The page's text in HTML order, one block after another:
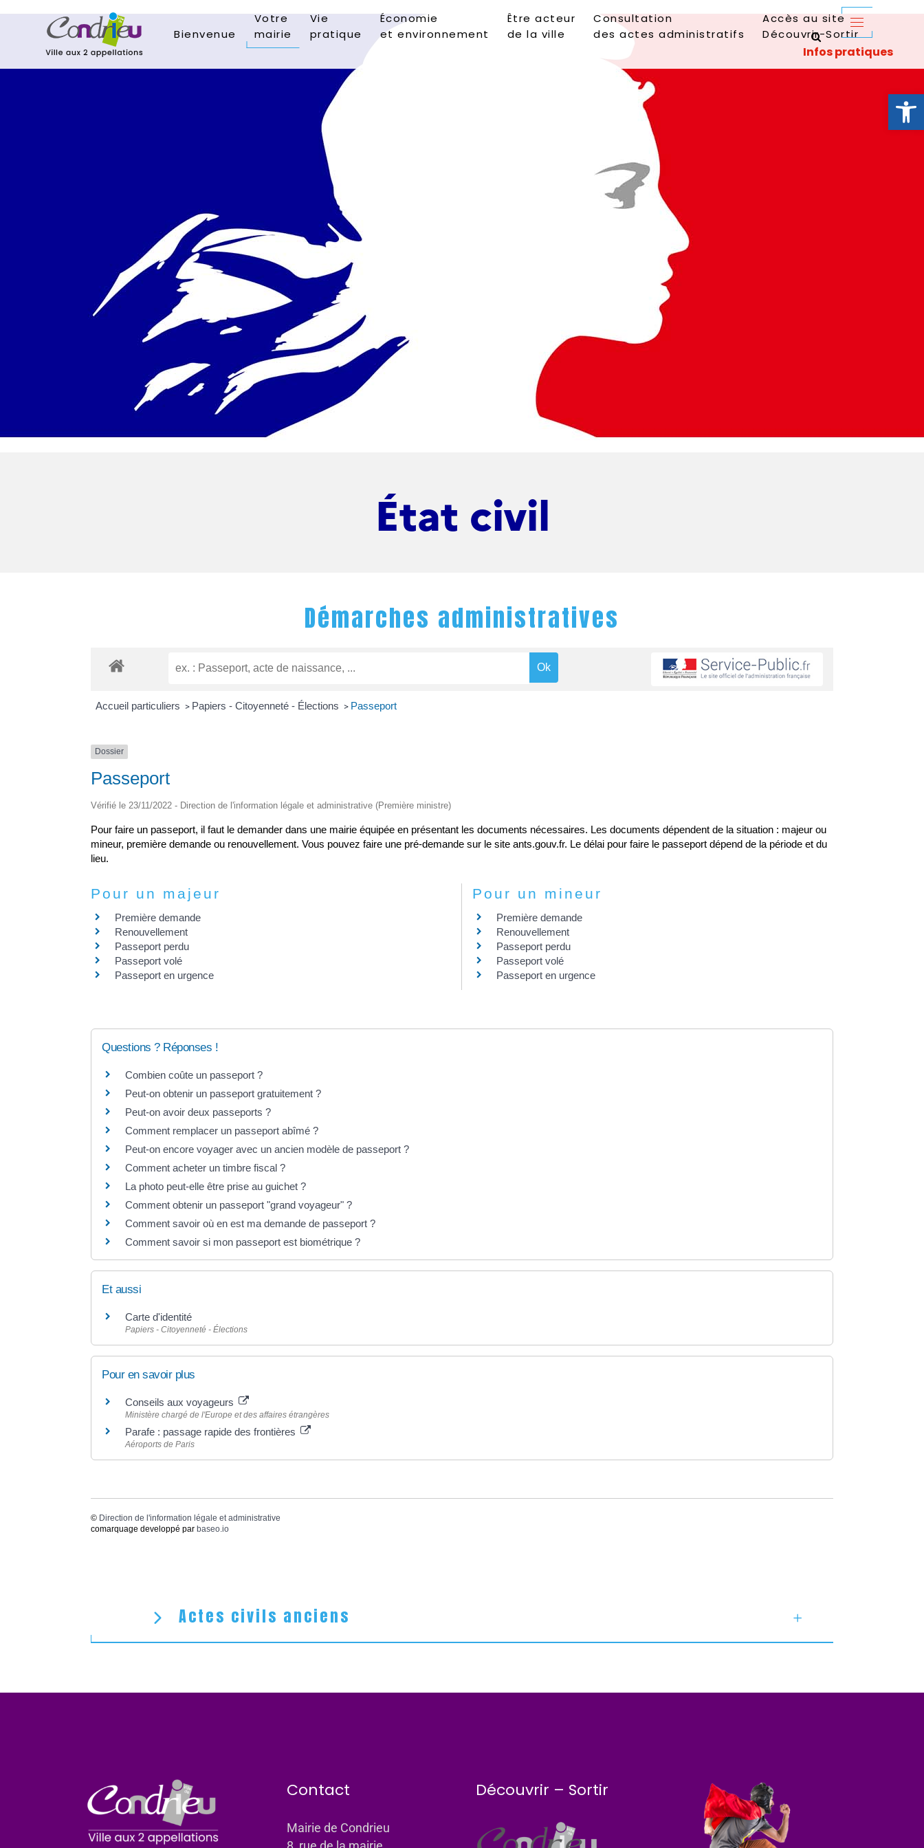
Ouvrir
Bienvenue
Votre
mairie
Vie
pratique
Économie
et environnement
Être acteur
de la ville
Consultation
des actes administratifs
Accès au site
Découvrir-Sortir
État civil
Démarches administratives
Accueil particuliers > Papiers - Citoyenneté - Élections > Passeport
Dossier
Passeport
Vérifié le 23/11/2022 - Direction de l'information légale et administrative (Première ministre)
Pour faire un passeport, il faut le demander dans une mairie équipée en présentant les documents nécessaires. Les documents dépendent de la situation : majeur ou
mineur, première demande ou renouvellement. Vous pouvez faire une pré-demande sur le site ants.gouv.fr. Le délai pour faire le passeport dépend de la période et du
lieu.
Pour un majeur
Première demande
Renouvellement
Passeport perdu
Passeport volé
Passeport en urgence
Pour un mineur
Première demande
Renouvellement
Passeport perdu
Passeport volé
Passeport en urgence
Questions ? Réponses !
Combien coûte un passeport ?
Peut-on obtenir un passeport gratuitement ?
Peut-on avoir deux passeports ?
Comment remplacer un passeport abîmé ?
Peut-on encore voyager avec un ancien modèle de passeport ?
Comment acheter un timbre fiscal ?
La photo peut-elle être prise au guichet ?
Comment obtenir un passeport "grand voyageur" ?
Comment savoir où en est ma demande de passeport ?
Comment savoir si mon passeport est biométrique ?
Et aussi
Carte d'identité
Papiers - Citoyenneté - Élections
Pour en savoir plus
Conseils aux voyageurs
Ministère chargé de l'Europe et des affaires étrangères
Parafe : passage rapide des frontières
Aéroports de Paris
© Direction de l'information légale et administrative
comarquage developpé par baseo.io
Actes civils anciens
Contact
Mairie de Condrieu
Découvrir – Sortir